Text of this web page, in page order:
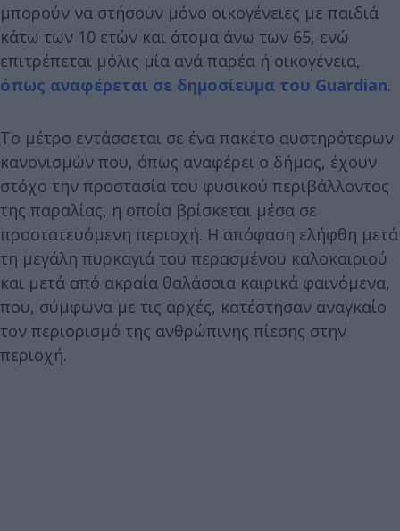
μπορούν να στήσουν μόνο οικογένειες με παιδιά
κάτω των 10 ετών και άτομα άνω των 65, ενώ
επιτρέπεται μόλις μία ανά παρέα ή οικογένεια,
όπως αναφέρεται σε δημοσίευμα του Guardian.
Το μέτρο εντάσσεται σε ένα πακέτο αυστηρότερων
κανονισμών που, όπως αναφέρει ο δήμος, έχουν
στόχο την προστασία του φυσικού περιβάλλοντος
της παραλίας, η οποία βρίσκεται μέσα σε
προστατευόμενη περιοχή. Η απόφαση ελήφθη μετά
τη μεγάλη πυρκαγιά του περασμένου καλοκαιριού
και μετά από ακραία θαλάσσια καιρικά φαινόμενα,
που, σύμφωνα με τις αρχές, κατέστησαν αναγκαίο
τον περιορισμό της ανθρώπινης πίεσης στην
περιοχή.